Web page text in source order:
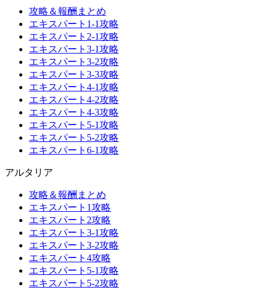
攻略＆報酬まとめ
エキスパート1-1攻略
エキスパート2-1攻略
エキスパート3-1攻略
エキスパート3-2攻略
エキスパート3-3攻略
エキスパート4-1攻略
エキスパート4-2攻略
エキスパート4-3攻略
エキスパート5-1攻略
エキスパート5-2攻略
エキスパート6-1攻略
アルタリア
攻略＆報酬まとめ
エキスパート1攻略
エキスパート2攻略
エキスパート3-1攻略
エキスパート3-2攻略
エキスパート4攻略
エキスパート5-1攻略
エキスパート5-2攻略